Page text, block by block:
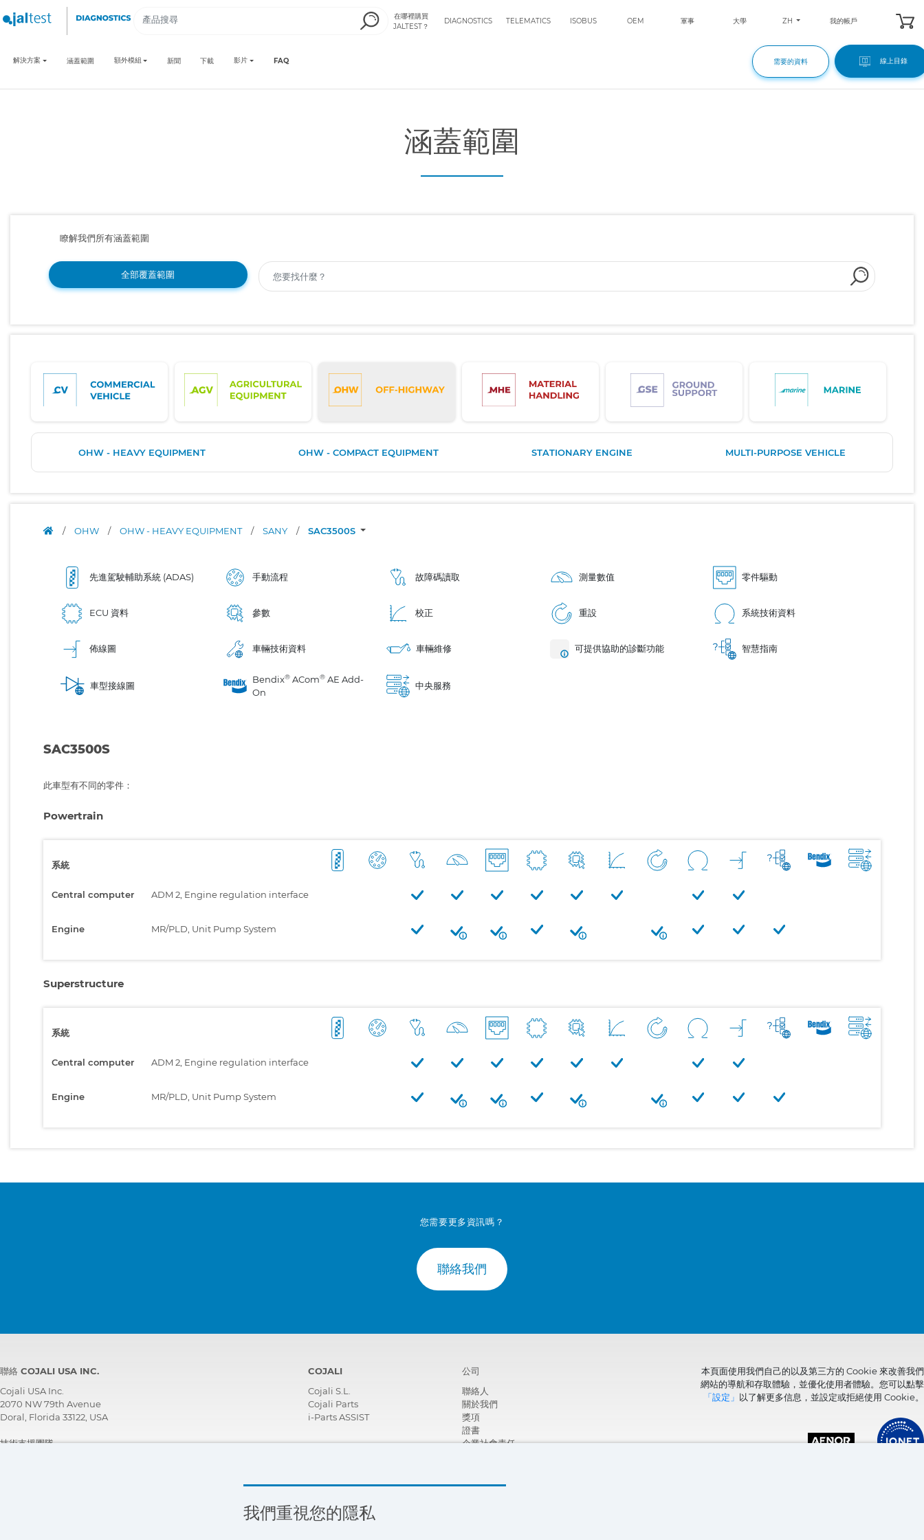
在哪裡購買
JALTEST？
DIAGNOSTICS TELEMATICS ISOBUS OEM 軍事 大學 ZH 我的帳戶
解決方案 涵蓋範圍 額外模組 新聞 下載 影片 FAQ 需要的資料 線上目錄
涵蓋範圍
瞭解我們所有涵蓋範圍
全部覆蓋範圍
OHW - HEAVY EQUIPMENT OHW - COMPACT EQUIPMENT STATIONARY ENGINE MULTI-PURPOSE VEHICLE
/ OHW / OHW - HEAVY EQUIPMENT / SANY / SAC3500S
先進駕駛輔助系統 (ADAS) 手動流程 故障碼讀取 測量數值 零件驅動
ECU 資料 參數 校正 重設 系統技術資料
佈線圖 車輛技術資料 車輛維修 可提供協助的診斷功能 智慧指南
車型接線圖
Bendix® ACom® AE Add-
On
中央服務
SAC3500S
此車型有不同的零件：
Powertrain
系統
Central computer ADM 2, Engine regulation interface
Engine MR/PLD, Unit Pump System
Superstructure
系統
Central computer ADM 2, Engine regulation interface
Engine MR/PLD, Unit Pump System
您需要更多資訊嗎？
聯絡我們
聯絡 COJALI USA INC.
Cojali USA Inc.
2070 NW 79th Avenue
Doral, Florida 33122, USA
技術支援團隊
COJALI
Cojali S.L.
Cojali Parts
i-Parts ASSIST
公司
聯絡人
關於我們
獎項
證書
企業社會責任
影片
本頁面使用我們自己的以及第三方的 Cookie 來改善我們
網站的導航和存取體驗，並優化使用者體驗。您可以點擊
「設定」 以了解更多信息，並設定或拒絕使用 Cookie。
我們重視您的隱私